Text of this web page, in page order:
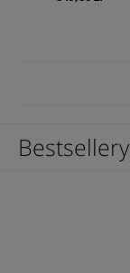
Bestsellery